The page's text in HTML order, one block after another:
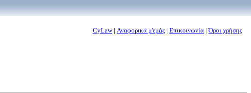
CyLaw| Αναφορικά μ'εμάς | Επικοινωνία |Όροι χρήσης